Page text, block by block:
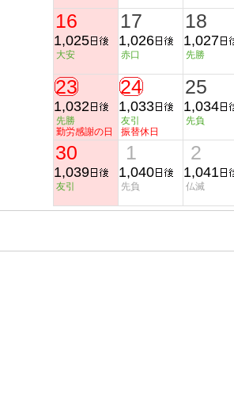
16
1,025
大安
17
1,026
赤口
18
1,027
先勝
23
1,032
先勝
勤労感謝の日
24
1,033
友引
振替休日
25
1,034
先負
30
1,039
友引
1
1,040
先負
2
1,041
仏滅